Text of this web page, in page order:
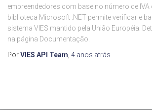
empreendedores com base no número de IVA
biblioteca Microsoft .NET permite verificar e
sistema VIES mantido pela União Européia.
na página Documentação.
PorVIES API Team 4 anos atrás